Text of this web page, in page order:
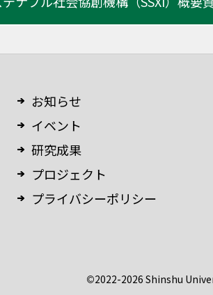
お知らせ
イベント
研究成果
プロジェクト
プライバシーポリシー
©2022-2026 Shinshu